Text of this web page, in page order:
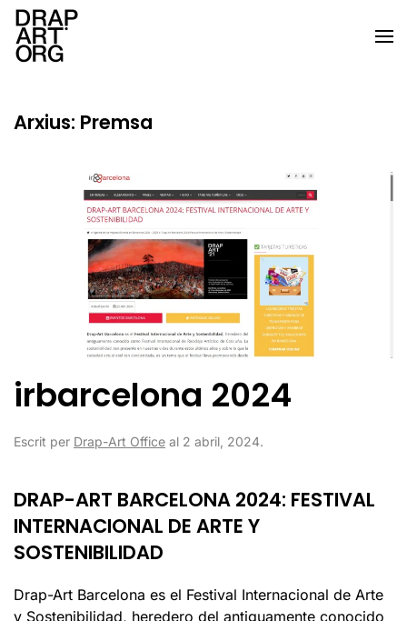
Skip to main content
Arxius: Premsa
irbarcelona 2024
Escrit per Drap-Art Office al 2 abril, 2024.
DRAP-ART BARCELONA 2024: FESTIVAL
INTERNACIONAL DE ARTE Y
SOSTENIBILIDAD
Drap-Art Barcelona es el Festival Internacional de Arte
y Sostenibilidad, heredero del antiguamente conocido